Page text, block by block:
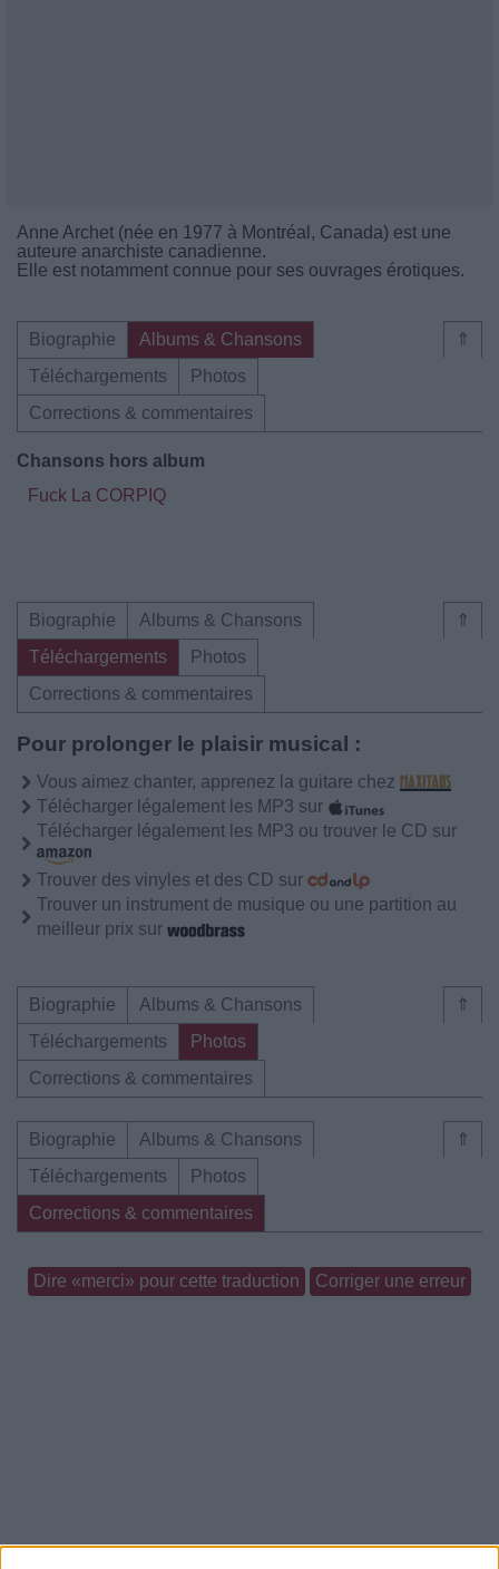
Anne Archet (née en 1977 à Montréal, Canada) est une
auteure anarchiste canadienne.
Elle est notamment connue pour ses ouvrages érotiques.
⇑
Biographie
Albums & Chansons
Téléchargements
Photos
Corrections & commentaires
Chansons hors album
Fuck La CORPIQ
⇑
Biographie
Albums & Chansons
Téléchargements
Photos
Corrections & commentaires
Pour prolonger le plaisir musical :
Vous aimez chanter, apprenez la guitare chez
Télécharger légalement les MP3 sur
Télécharger légalement les MP3 ou trouver le CD sur
Trouver des vinyles et des CD sur
Trouver un instrument de musique ou une partition au
meilleur prix sur
⇑
Biographie
Albums & Chansons
Téléchargements
Photos
Corrections & commentaires
⇑
Biographie
Albums & Chansons
Téléchargements
Photos
Corrections & commentaires
Dire «merci» pour cette traduction Corriger une erreur